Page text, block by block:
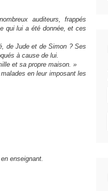
auditeurs, frappés
qui lui a été donnée, et ces
de Jude et de Simon ? Ses
à cause de lui.
et sa propre maison. »
en leur imposant les
enseignant.